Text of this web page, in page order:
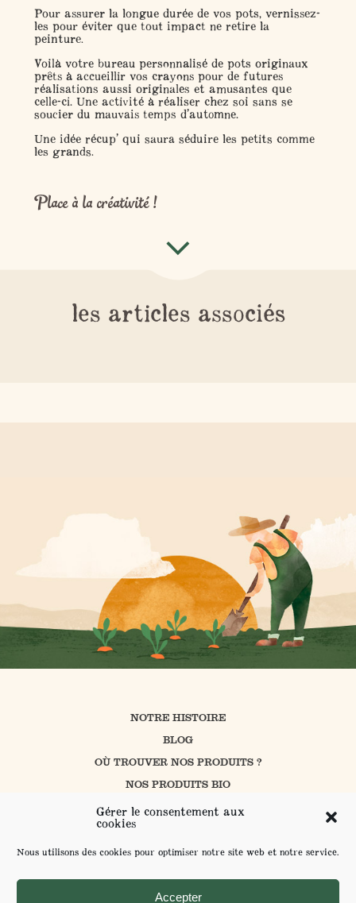
Gérer le consentement aux
cookies
Nous utilisons des cookies pour optimiser notre site web et notre service.
Accepter
Pour assurer la longue durée de vos pots, vernissez-
les pour éviter que tout impact ne retire la
peinture.
Voilà votre bureau personnalisé de pots originaux
prêts à accueillir vos crayons pour de futures
réalisations aussi originales et amusantes que
celle-ci. Une activité à réaliser chez soi sans se
soucier du mauvais temps d’automne.
Une idée récup’ qui saura séduire les petits comme
les grands.
Place à la créativité !
les articles associés
NOTRE HISTOIRE
BLOG
OÙ TROUVER NOS PRODUITS ?
NOS PRODUITS BIO
CUISINER AVEC PROSAIN
NOS ENGAGEMENTS
CONTACT
ENVOYER VOS SUGGESTIONS